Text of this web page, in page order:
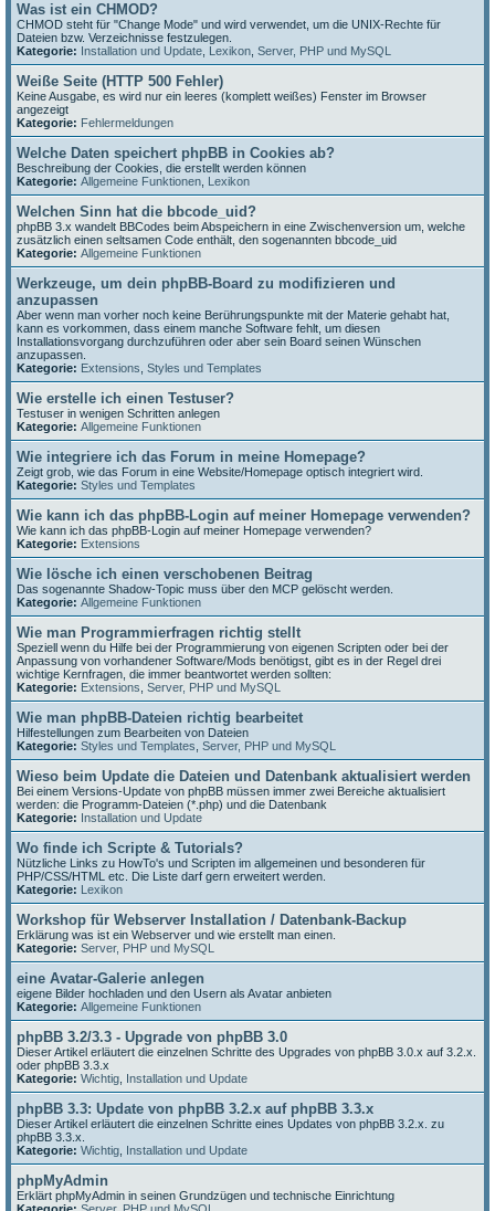
Was ist ein CHMOD?
CHMOD steht für "Change Mode" und wird verwendet, um die UNIX-Rechte für
Dateien bzw. Verzeichnisse festzulegen.
Kategorie: Installation und Update Lexikon Server, PHP und MySQL
Weiße Seite (HTTP 500 Fehler)
Keine Ausgabe, es wird nur ein leeres (komplett weißes) Fenster im Browser
angezeigt
Kategorie: Fehlermeldungen
Welche Daten speichert phpBB in Cookies ab?
Beschreibung der Cookies, die erstellt werden können
Kategorie: Allgemeine Funktionen Lexikon
Welchen Sinn hat die bbcode_uid?
phpBB 3.x wandelt BBCodes beim Abspeichern in eine Zwischenversion um, welche
zusätzlich einen seltsamen Code enthält, den sogenannten bbcode_uid
Kategorie: Allgemeine Funktionen
Werkzeuge, um dein phpBB-Board zu modifizieren und
anzupassen
Aber wenn man vorher noch keine Berührungspunkte mit der Materie gehabt hat,
kann es vorkommen, dass einem manche Software fehlt, um diesen
Installationsvorgang durchzuführen oder aber sein Board seinen Wünschen
anzupassen.
Kategorie: Extensions Styles und Templates
Wie erstelle ich einen Testuser?
Testuser in wenigen Schritten anlegen
Kategorie: Allgemeine Funktionen
Wie integriere ich das Forum in meine Homepage?
Zeigt grob, wie das Forum in eine Website/Homepage optisch integriert wird.
Kategorie: Styles und Templates
Wie kann ich das phpBB-Login auf meiner Homepage verwenden?
Wie kann ich das phpBB-Login auf meiner Homepage verwenden?
Kategorie: Extensions
Wie lösche ich einen verschobenen Beitrag
Das sogenannte Shadow-Topic muss über den MCP gelöscht werden.
Kategorie: Allgemeine Funktionen
Wie man Programmierfragen richtig stellt
Speziell wenn du Hilfe bei der Programmierung von eigenen Scripten oder bei der
Anpassung von vorhandener Software/Mods benötigst, gibt es in der Regel drei
wichtige Kernfragen, die immer beantwortet werden sollten:
Kategorie: Extensions Server, PHP und MySQL
Wie man phpBB-Dateien richtig bearbeitet
Hilfestellungen zum Bearbeiten von Dateien
Kategorie: Styles und Templates Server, PHP und MySQL
Wieso beim Update die Dateien und Datenbank aktualisiert werden
Bei einem Versions-Update von phpBB müssen immer zwei Bereiche aktualisiert
werden: die Programm-Dateien (*.php) und die Datenbank
Kategorie: Installation und Update
Wo finde ich Scripte & Tutorials?
Nützliche Links zu HowTo's und Scripten im allgemeinen und besonderen für
PHP/CSS/HTML etc. Die Liste darf gern erweitert werden.
Kategorie: Lexikon
Workshop für Webserver Installation / Datenbank-Backup
Erklärung was ist ein Webserver und wie erstellt man einen.
Kategorie: Server, PHP und MySQL
eine Avatar-Galerie anlegen
eigene Bilder hochladen und den Usern als Avatar anbieten
Kategorie: Allgemeine Funktionen
phpBB 3.2/3.3 - Upgrade von phpBB 3.0
Dieser Artikel erläutert die einzelnen Schritte des Upgrades von phpBB 3.0.x auf 3.2.x.
oder phpBB 3.3.x
Kategorie: Wichtig Installation und Update
phpBB 3.3: Update von phpBB 3.2.x auf phpBB 3.3.x
Dieser Artikel erläutert die einzelnen Schritte eines Updates von phpBB 3.2.x. zu
phpBB 3.3.x.
Kategorie: Wichtig Installation und Update
phpMyAdmin
Erklärt phpMyAdmin in seinen Grundzügen und technische Einrichtung